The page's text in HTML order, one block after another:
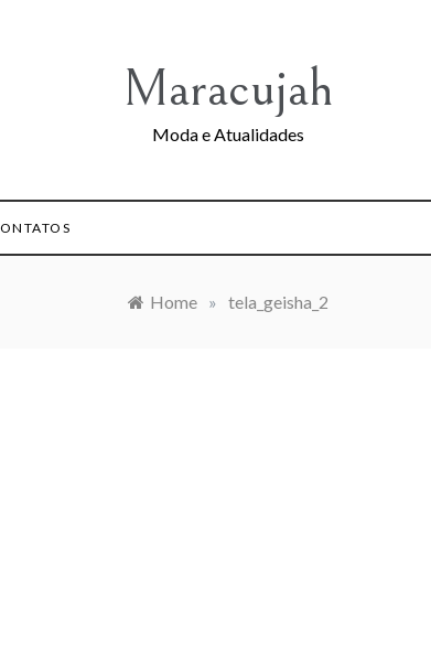
Maracujah
Moda e Atualidades
Home » tela_geisha_2